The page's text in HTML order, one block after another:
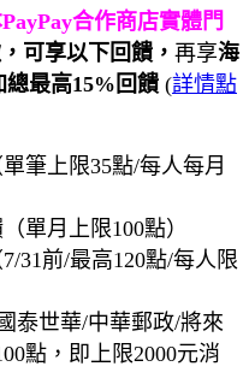
PayPay合作商店實體門
可享以下回饋， 再享海
最高15%回饋 (詳情點
筆上限35點/每人每月
單月上限100點）
31前/最高120點/每人限
泰世華/中華郵政/將來
點，即上限2000元消